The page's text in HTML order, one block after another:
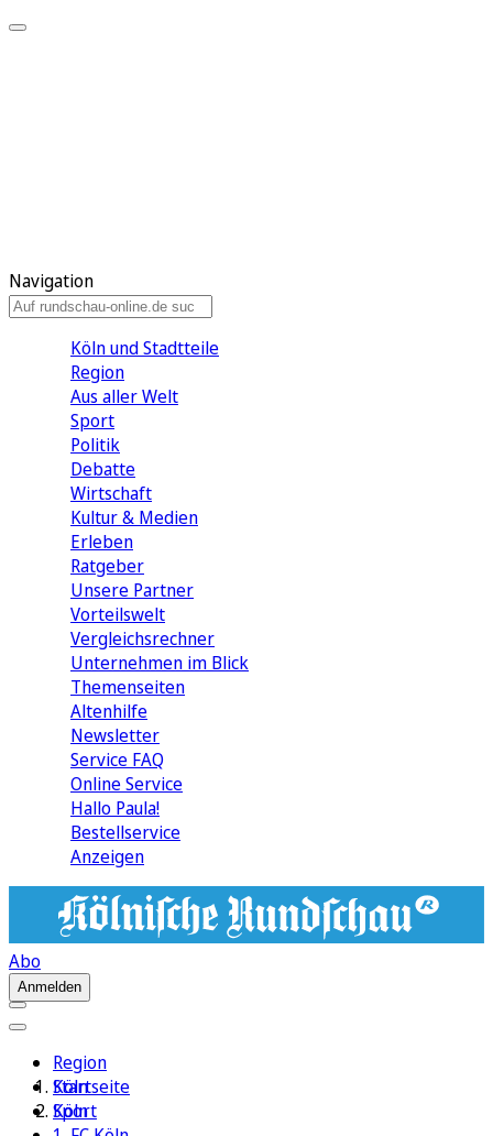
Navigation
Köln und Stadtteile
Region
Aus aller Welt
Sport
Politik
Debatte
Wirtschaft
Kultur & Medien
Erleben
Ratgeber
Unsere Partner
Vorteilswelt
Vergleichsrechner
Unternehmen im Blick
Themenseiten
Altenhilfe
Newsletter
Service FAQ
Online Service
Hallo Paula!
Bestellservice
Anzeigen
Abo
Anmelden
Region
Köln
Sport
Startseite
Köln